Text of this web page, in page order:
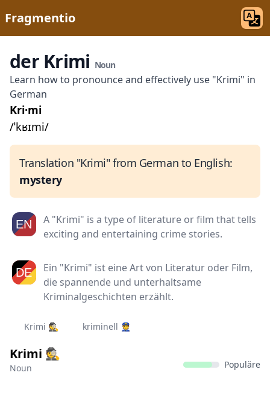
Fragmentio
der Krimi Noun
Learn how to pronounce and effectively use "Krimi" in
German
Kri·mi
/ˈkʁɪmi/
Translation "Krimi" from German to English:
mystery
A "Krimi" is a type of literature or film that tells
exciting and entertaining crime stories.
Ein "Krimi" ist eine Art von Literatur oder Film,
die spannende und unterhaltsame
Kriminalgeschichten erzählt.
Krimi 🕵️ kriminell 👮‍
Krimi 🕵️‍
Noun Populäre